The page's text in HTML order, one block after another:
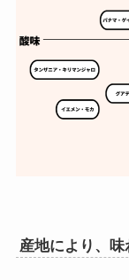
産地により、味